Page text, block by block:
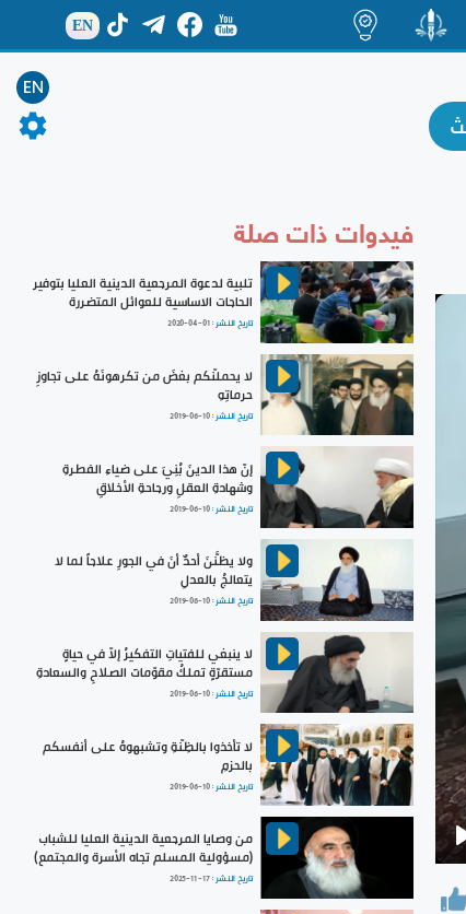
EN
EN
فيدوات ذات صلة
تلبية لدعوة المرجعية الدينية العليا بتوفير
الحاجات الاساسية للعوائل المتضررة
تاريخ النشر :2020-04-01
لا يحملنّكم بغضَ من تكرهونَهُ على تجاوزِ
حرماتِهِ
تاريخ النشر :2019-06-10
إنّ هذا الدينَ بُنِيَ على ضياءِ الفطرةِ
وشهادةِ العقلِ ورجاحةِ الأخلاقِ
تاريخ النشر :2019-06-10
ولا يظنَّنَ أحدٌ أنَ في الجورِ علاجاً لما لا
يتعالجُ بالعدلِ
تاريخ النشر :2019-06-10
لا ينبغي للفتياتِ التفكيرُ إلاّ في حياةٍ
مستقرّةٍ تملكُ مقوّماتَ الصلاحِ والسعادةِ
تاريخ النشر :2019-06-10
لا تأخذوا بالظِنّةِ وتشبهوهُ على أنفسكم
بالحزمِ
تاريخ النشر :2019-06-10
من وصايا المرجعية الدينية العليا للشباب
(مسؤولية المسلم تجاه الأسرة والمجتمع)
تاريخ النشر :2025-11-17